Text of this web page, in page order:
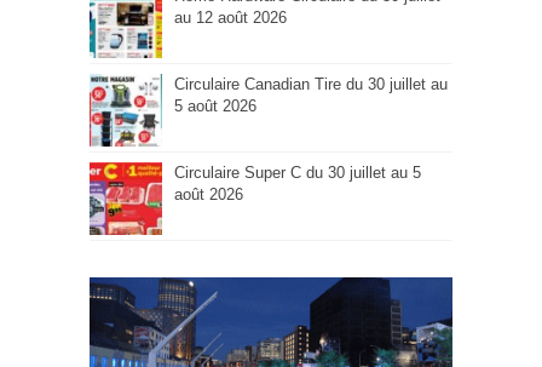
au 12 août 2026
Circulaire Canadian Tire du 30 juillet au
5 août 2026
Circulaire Super C du 30 juillet au 5
août 2026